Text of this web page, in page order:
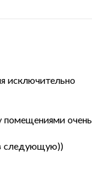
исключительно
помещениями очень
следующую))